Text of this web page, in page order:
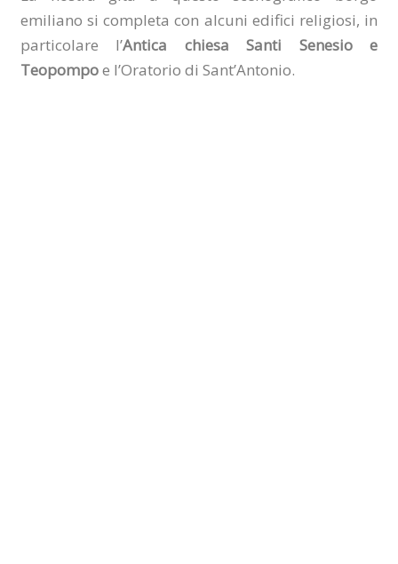
emiliano si completa con alcuni edifici religiosi, in
particolare l’Antica chiesa Santi Senesio e
Teopompoe l’Oratorio di Sant’Antonio.